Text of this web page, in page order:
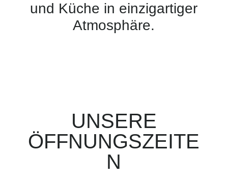
und Küche in einzigartiger
Atmosphäre.
UNSERE
ÖFFNUNGSZEITE
N